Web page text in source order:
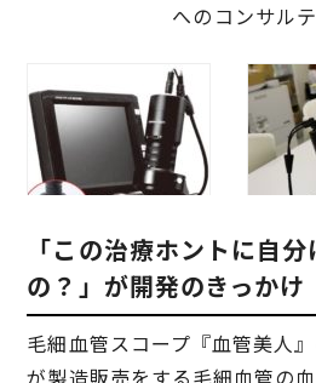
へのコンサル
「この治療ホントに自
の？」が開発のきっかけ
毛細血管スコープ『血管美人